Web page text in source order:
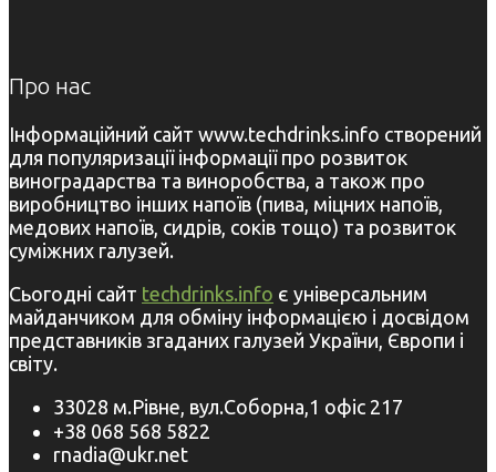
Про нас
Інформаційний сайт www.techdrinks.info створений
для популяризації інформації про розвиток
виноградарства та виноробства, а також про
виробництво інших напоїв (пива, міцних напоїв,
медових напоїв, сидрів, соків тощо) та розвиток
суміжних галузей.
Сьогодні сайт techdrinks.info є універсальним
майданчиком для обміну інформацією і досвідом
представників згаданих галузей України, Європи і
світу.
33028 м.Рівне, вул.Соборна,1 офіс 217
+38 068 568 5822
rnadia@ukr.net